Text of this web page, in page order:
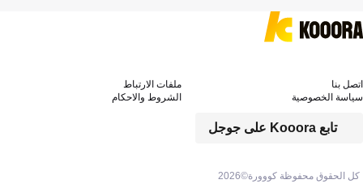
كل الحقوق محفوظة كووورة©2026
تابع Kooora على جوجل
اتصل بنا
ملفات الارتباط
سياسة الخصوصية
الشروط والاحكام